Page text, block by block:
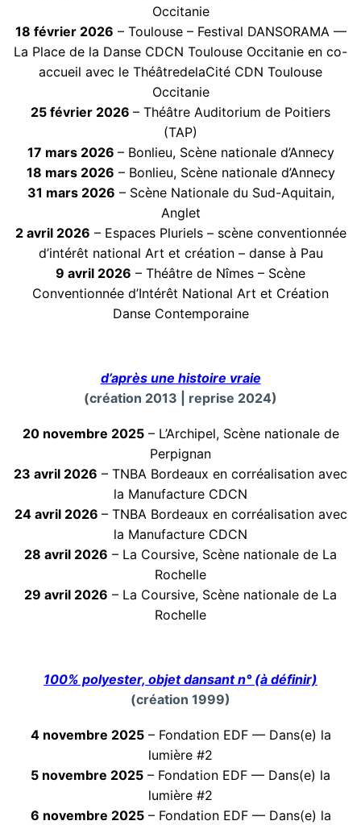
Occitanie
18 février 2026 – Toulouse – Festival DANSORAMA —
La Place de la Danse CDCN Toulouse Occitanie en co-
accueil avec le ThéâtredelaCité CDN Toulouse
Occitanie
25 février 2026 – Théâtre Auditorium de Poitiers
(TAP)
17 mars 2026 – Bonlieu, Scène nationale d’Annecy
18 mars 2026 – Bonlieu, Scène nationale d’Annecy
31 mars 2026 – Scène Nationale du Sud-Aquitain,
Anglet
2 avril 2026 – Espaces Pluriels – scène conventionnée
d’intérêt national Art et création – danse à Pau
9 avril 2026 – Théâtre de Nîmes – Scène
Conventionnée d’Intérêt National Art et Création
Danse Contemporaine
d’après une histoire vraie
(création 2013 | reprise 2024)
20 novembre 2025– L’Archipel, Scène nationale de
Perpignan
23 avril 2026 – TNBA Bordeaux en corréalisation avec
la Manufacture CDCN
24 avril 2026 – TNBA Bordeaux en corréalisation avec
la Manufacture CDCN
28 avril 2026 – La Coursive, Scène nationale de La
Rochelle
29 avril 2026 – La Coursive, Scène nationale de La
Rochelle
100% polyester, objet dansant n° (à définir)
(création 1999)
4 novembre 2025– Fondation EDF — Dans(e) la
lumière #2
5 novembre 2025 – Fondation EDF — Dans(e) la
lumière #2
6 novembre 2025– Fondation EDF — Dans(e) la